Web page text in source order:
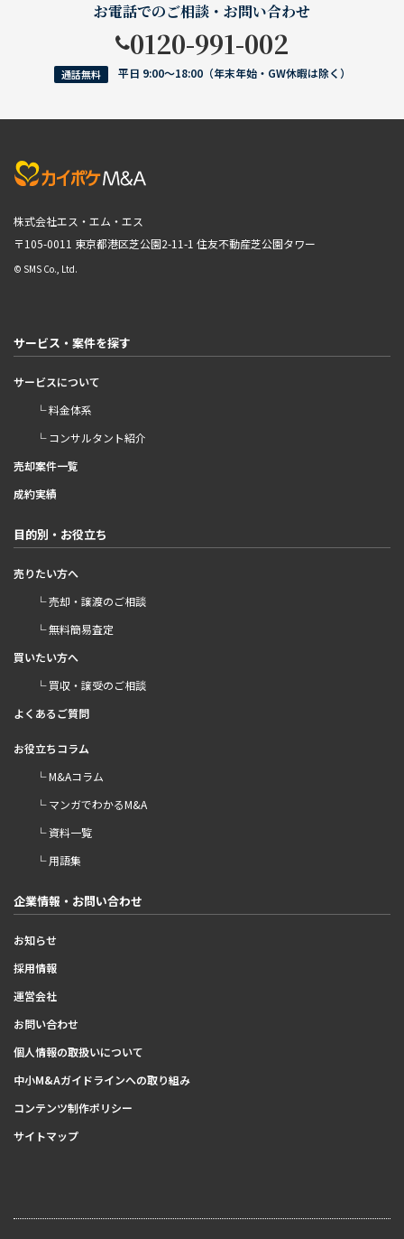
お電話でのご相談・お問い合わせ
0120-991-002
通話無料 平日 9:00〜18:00（年末年始・GW休暇は除く）
株式会社エス・エム・エス
〒105-0011 東京都港区芝公園2-11-1 住友不動産芝公園タワー
© SMS Co., Ltd.
サービス・案件を探す
サービスについて
└ 料金体系
└ コンサルタント紹介
売却案件一覧
成約実績
目的別・お役立ち
売りたい方へ
└ 売却・譲渡のご相談
└ 無料簡易査定
買いたい方へ
└ 買収・譲受のご相談
よくあるご質問
お役立ちコラム
└ M&Aコラム
└ マンガでわかるM&A
└ 資料一覧
└ 用語集
企業情報・お問い合わせ
お知らせ
採用情報
運営会社
お問い合わせ
個人情報の取扱いについて
中小M&Aガイドラインへの取り組み
コンテンツ制作ポリシー
サイトマップ